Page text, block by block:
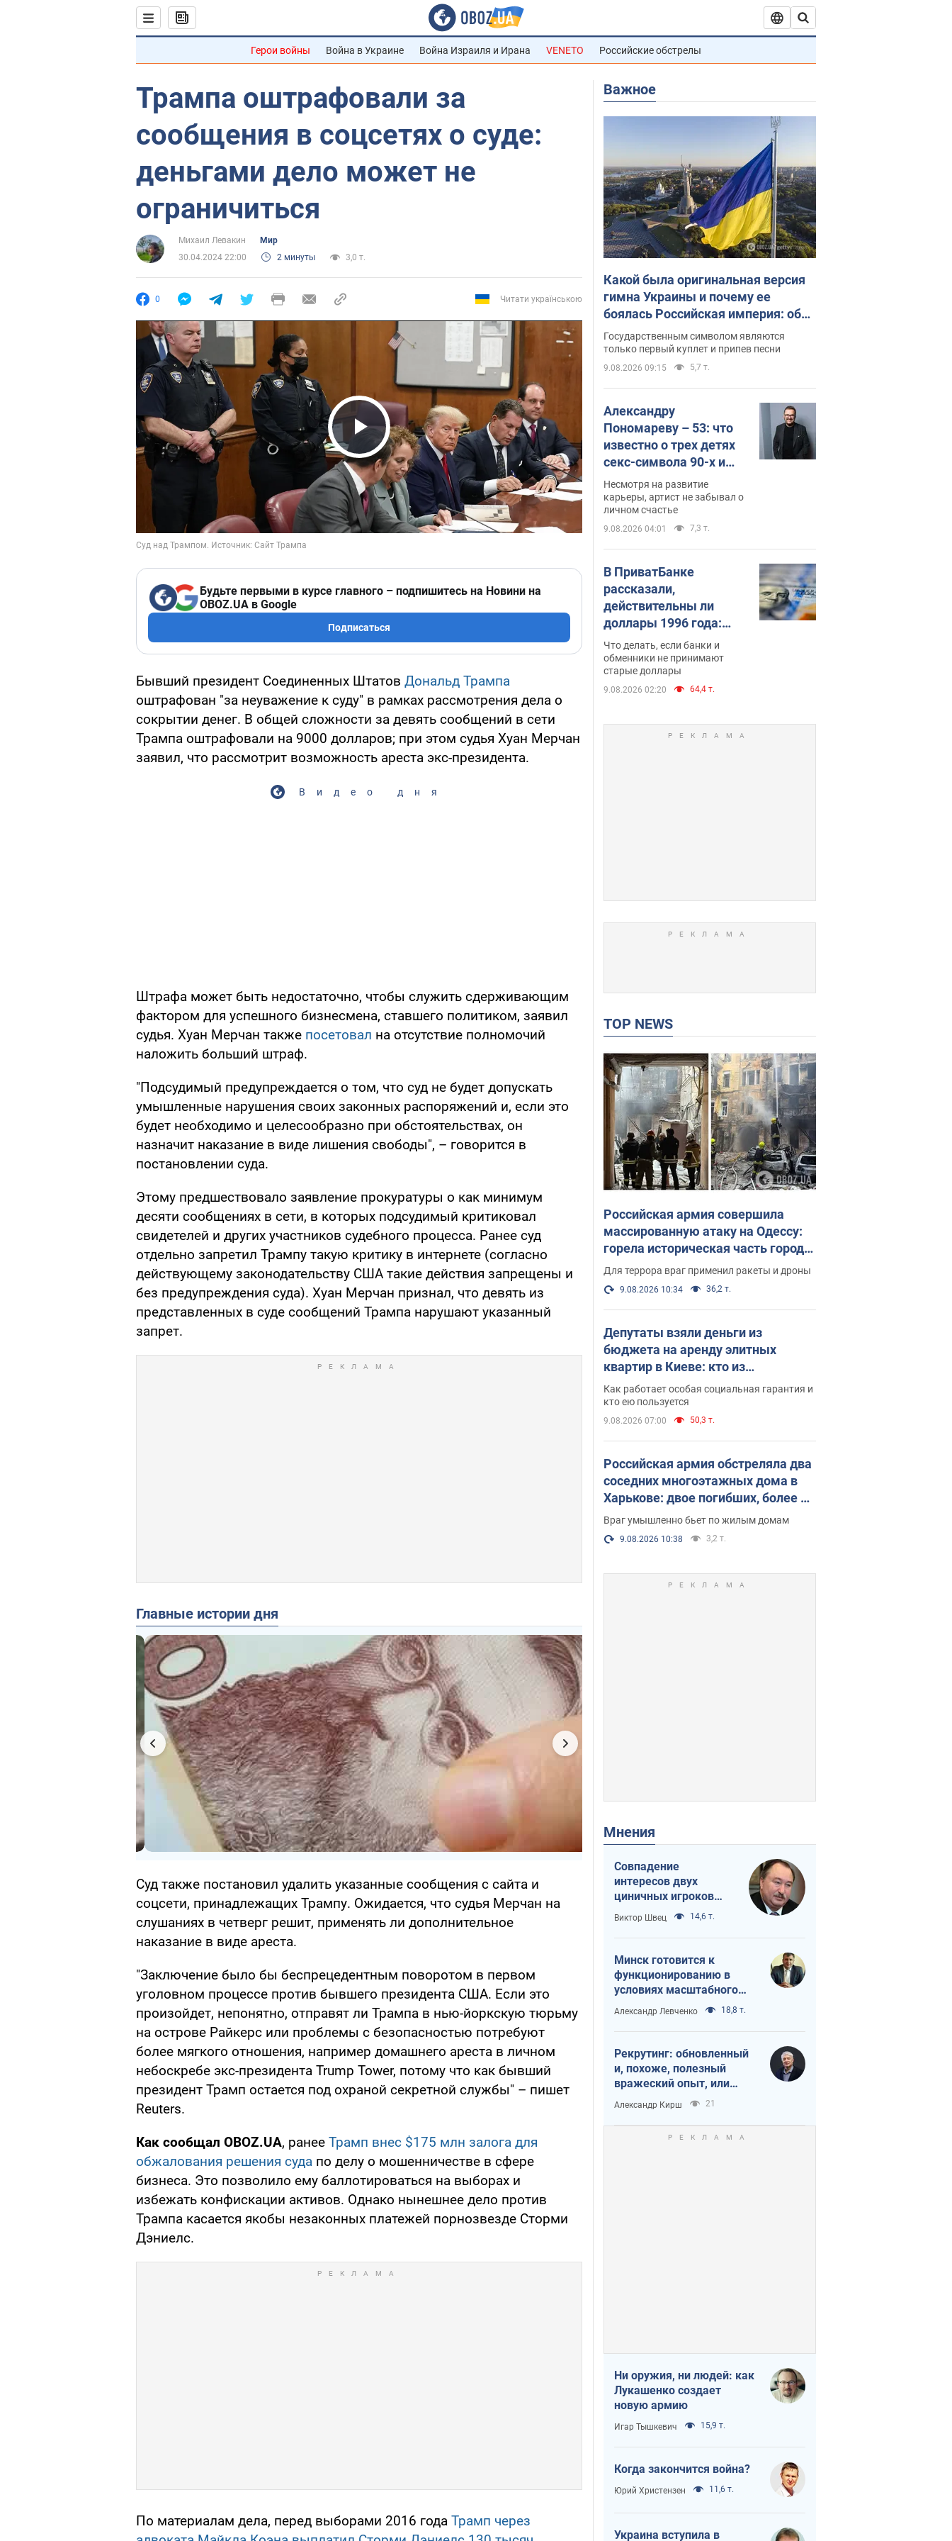
Герои войны Война в Украине Война Израиля и Ирана VENETO Российские обстрелы
Трампа оштрафовали за
сообщения в соцсетях о суде:
деньгами дело может не
ограничиться
Михаил Левакин
Мир
30.04.2024 22:00
2 минуты 3,0 т.
0 Читати українською
Play Video
Будьте первыми в курсе главного – подпишитесь на Новини на
OBOZ.UA в Google
Подписаться
Бывший президент Соединенных Штатов Дональд Трампа
оштрафован "за неуважение к суду" в рамках рассмотрения дела о
сокрытии денег. В общей сложности за девять сообщений в сети
Трампа оштрафовали на 9000 долларов; при этом судья Хуан Мерчан
заявил, что рассмотрит возможность ареста экс-президента.
Видео дня
Штрафа может быть недостаточно, чтобы служить сдерживающим
фактором для успешного бизнесмена, ставшего политиком, заявил
судья. Хуан Мерчан также посетовал на отсутствие полномочий
наложить больший штраф.
"Подсудимый предупреждается о том, что суд не будет допускать
умышленные нарушения своих законных распоряжений и, если это
будет необходимо и целесообразно при обстоятельствах, он
назначит наказание в виде лишения свободы", – говорится в
постановлении суда.
Этому предшествовало заявление прокуратуры о как минимум
десяти сообщениях в сети, в которых подсудимый критиковал
свидетелей и других участников судебного процесса. Ранее суд
отдельно запретил Трампу такую критику в интернете (согласно
действующему законодательству США такие действия запрещены и
без предупреждения суда). Хуан Мерчан признал, что девять из
представленных в суде сообщений Трампа нарушают указанный
запрет.
Главные истории дня
Суд также постановил удалить указанные сообщения с сайта и
соцсети, принадлежащих Трампу. Ожидается, что судья Мерчан на
слушаниях в четверг решит, применять ли дополнительное
наказание в виде ареста.
"Заключение было бы беспрецедентным поворотом в первом
уголовном процессе против бывшего президента США. Если это
произойдет, непонятно, отправят ли Трампа в нью-йоркскую тюрьму
на острове Райкерс или проблемы с безопасностью потребуют
более мягкого отношения, например домашнего ареста в личном
небоскребе экс-президента Trump Tower, потому что как бывший
президент Трамп остается под охраной секретной службы" – пишет
Reuters.
Как сообщал OBOZ.UA, ранее Трамп внес $175 млн залога для
обжалования решения суда по делу о мошенничестве в сфере
бизнеса. Это позволило ему баллотироваться на выборах и
избежать конфискации активов. Однако нынешнее дело против
Трампа касается якобы незаконных платежей порнозвезде Сторми
Дэниелс.
По материалам дела, перед выборами 2016 года Трамп через
Важное
Какой была оригинальная версия
гимна Украины и почему ее
боялась Российская империя: об
этом не рассказывают в школе
Государственным символом являются
только первый куплет и припев песни
9.08.2026 09:15 5,7 т.
Александру
Пономареву – 53: что
известно о трех детях
секс-символа 90-х и
как они выглядят
Несмотря на развитие
карьеры, артист не забывал о
личном счастье
9.08.2026 04:01 7,3 т.
В ПриватБанке
рассказали,
действительны ли
доллары 1996 года:
принимают ли
обменники и банки
такие купюры
Что делать, если банки и
обменники не принимают
старые доллары
9.08.2026 02:20 64,4 т.
TOP NEWS
Российская армия совершила
массированную атаку на Одессу:
горела историческая часть города,
есть пострадавшие. Фото и видео
Для террора враг применил ракеты и дроны
9.08.2026 10:34 36,2 т.
Депутаты взяли деньги из
бюджета на аренду элитных
квартир в Киеве: кто из
парламентариев просил средства
и где поселился
Как работает особая социальная гарантия и
кто ею пользуется
9.08.2026 07:00 50,3 т.
Российская армия обстреляла два
соседних многоэтажных дома в
Харькове: двое погибших, более 20
пострадавших
Враг умышленно бьет по жилым домам
9.08.2026 10:38 3,2 т.
Мнения
Совпадение
интересов двух
циничных игроков
или тайный план
Трампа и Путина?
Виктор Швец 14,6 т.
Минск готовится к
функционированию в
условиях масштабного
военного кризиса
Александр Левченко 18,8 т.
Рекрутинг: обновленный
и, похоже, полезный
вражеский опыт, или
Диалектика
требовательной трусости
Александр Кирш 21
Ни оружия, ни людей: как
Лукашенко создает
новую армию
Игар Тышкевич 15,9 т.
Когда закончится война?
Юрий Христензен 11,6 т.
Украина вступила в